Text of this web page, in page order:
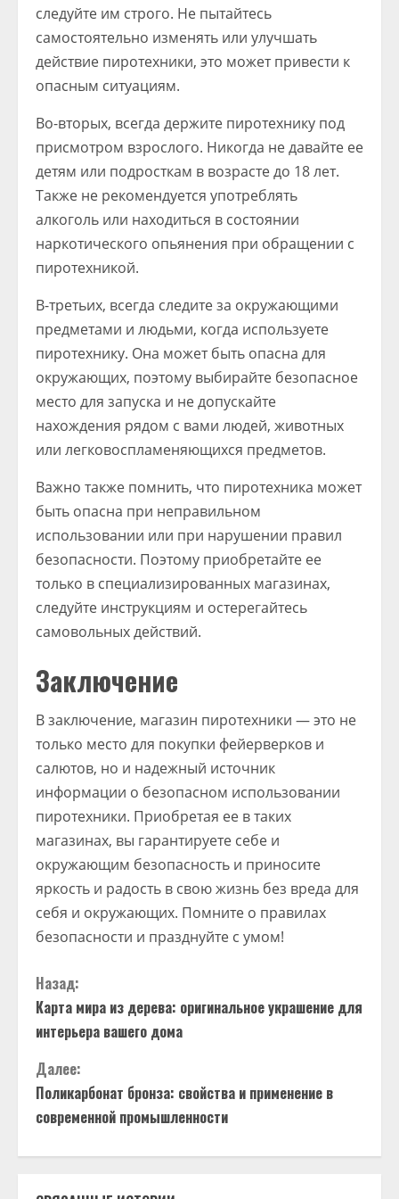
следуйте им строго. Не пытайтесь
самостоятельно изменять или улучшать
действие пиротехники, это может привести к
опасным ситуациям.
Во-вторых, всегда держите пиротехнику под
присмотром взрослого. Никогда не давайте ее
детям или подросткам в возрасте до 18 лет.
Также не рекомендуется употреблять
алкоголь или находиться в состоянии
наркотического опьянения при обращении с
пиротехникой.
В-третьих, всегда следите за окружающими
предметами и людьми, когда используете
пиротехнику. Она может быть опасна для
окружающих, поэтому выбирайте безопасное
место для запуска и не допускайте
нахождения рядом с вами людей, животных
или легковоспламеняющихся предметов.
Важно также помнить, что пиротехника может
быть опасна при неправильном
использовании или при нарушении правил
безопасности. Поэтому приобретайте ее
только в специализированных магазинах,
следуйте инструкциям и остерегайтесь
самовольных действий.
Заключение
В заключение, магазин пиротехники — это не
только место для покупки фейерверков и
салютов, но и надежный источник
информации о безопасном использовании
пиротехники. Приобретая ее в таких
магазинах, вы гарантируете себе и
окружающим безопасность и приносите
яркость и радость в свою жизнь без вреда для
себя и окружающих. Помните о правилах
безопасности и празднуйте с умом!
П
р
о
д
Назад:
Карта мира из дерева: оригинальное украшение для
интерьера вашего дома
Далее:
Поликарбонат бронза: свойства и применение в
современной промышленности